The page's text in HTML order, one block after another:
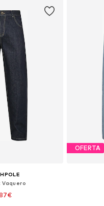
Vaquero
OFERTA